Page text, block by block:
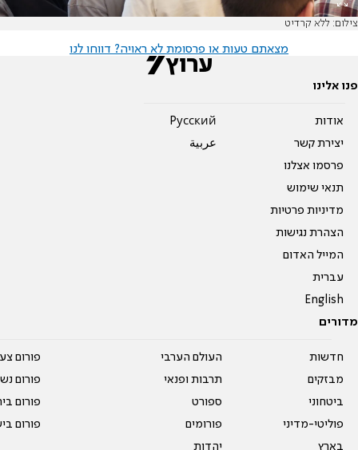
צילום: ללא קרדיט
מצאתם טעות או פרסומת לא ראויה? דווחו לנו
פנו אלינו
אודות
יצירת קשר
פרסמו אצלנו
תנאי שימוש
מדיניות פרטיות
הצהרת נגישות
המייל האדום
עברית
English
Pусский
عربية
מדורים
חדשות
מבזקים
ביטחוני
פוליטי-מדיני
בארץ
העולם הערבי
תרבות ופנאי
ספורט
פורומים
יהדות
פורום
פורום
פורום
פורום